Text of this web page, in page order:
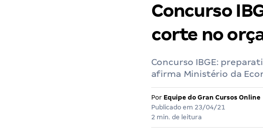
Concurso
corte no
Concurso IBGE:
afirma Ministério da
Por Equipe do Gran Cursos Online
Publicado em 23/04/21
2 min. de leitura